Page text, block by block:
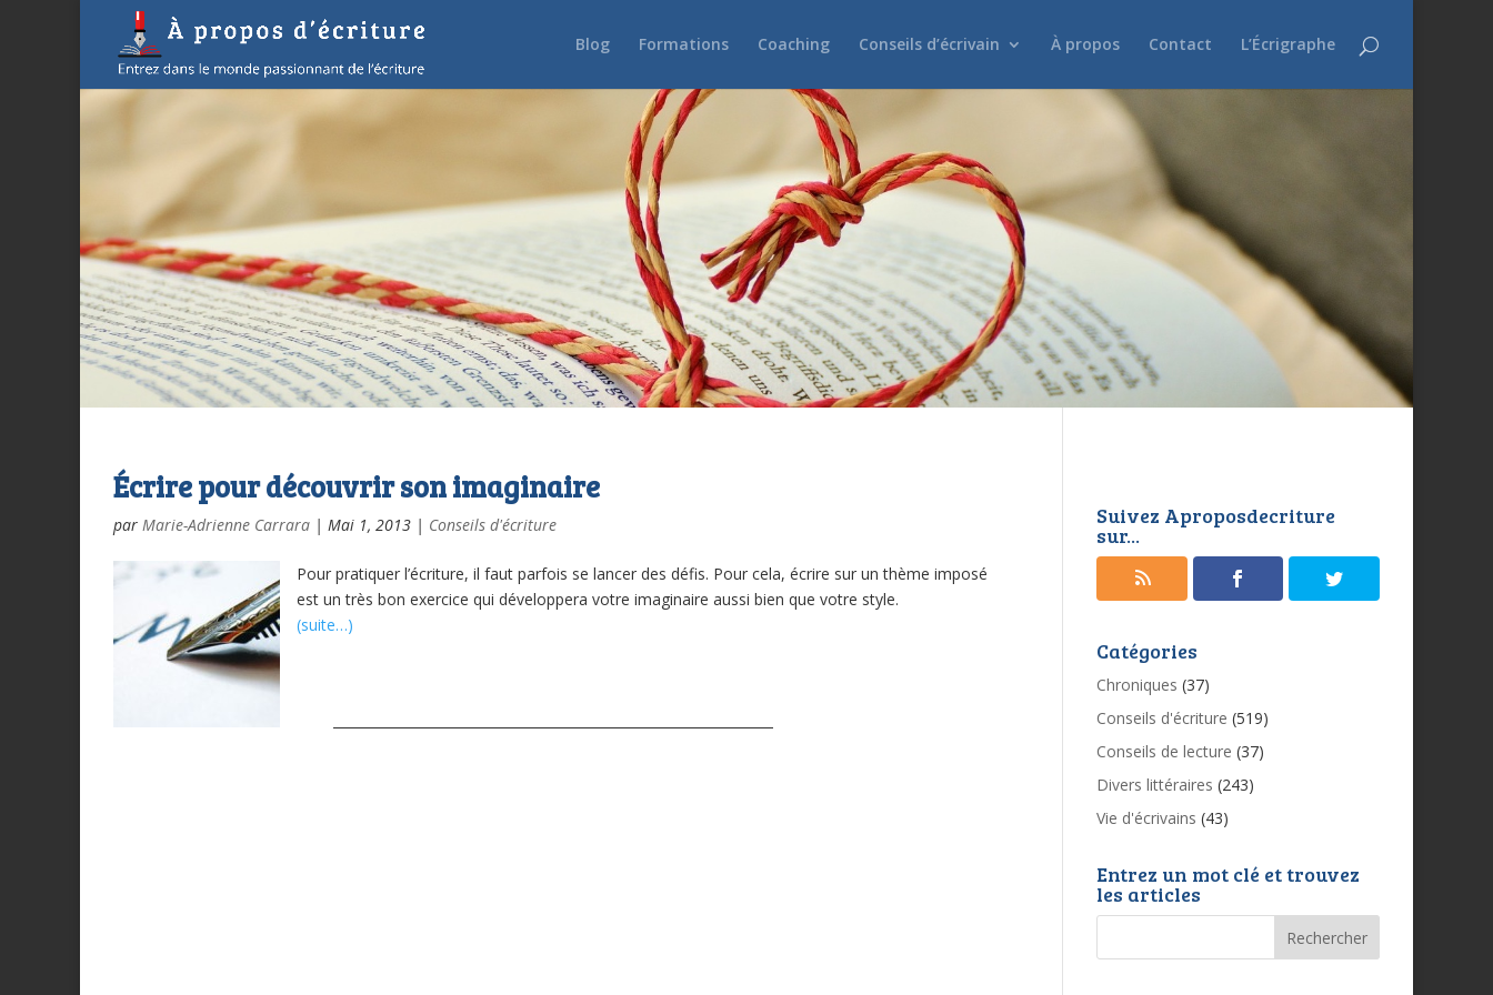
Blog Formations Coaching Conseils d’écrivain À propos Contact L’Écrigraphe
Écrire pour découvrir son imaginaire
par Marie-Adrienne Carrara | Mai 1, 2013 | Conseils d'écriture
Pour pratiquer l’écriture, il faut parfois se lancer des défis. Pour cela, écrire sur un thème imposé
est un très bon exercice qui développera votre imaginaire aussi bien que votre style.
(suite…)
Suivez Aproposdecriture
sur...
Catégories
Chroniques (37)
Conseils d'écriture (519)
Conseils de lecture (37)
Divers littéraires (243)
Vie d'écrivains (43)
Entrez un mot clé et trouvez
les articles